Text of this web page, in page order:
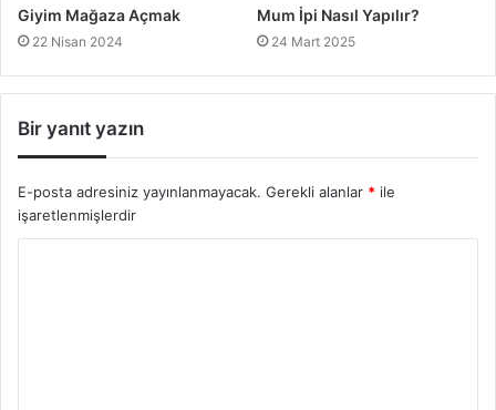
Giyim Mağaza Açmak
22 Nisan 2024
Mum İpi Nasıl Yapılır?
24 Mart 2025
Bir yanıt yazın
E-posta adresiniz yayınlanmayacak. Gerekli alanlar * ile
işaretlenmişlerdir